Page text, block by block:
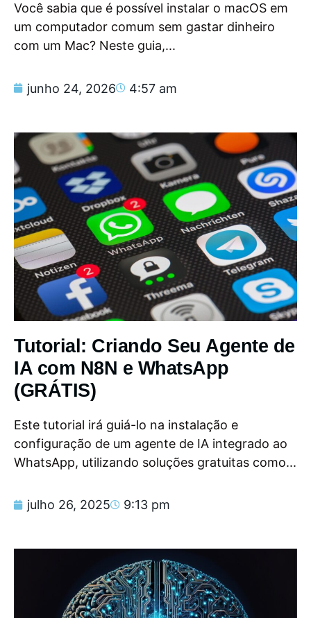
Você sabia que é possível instalar o macOS em
um computador comum sem gastar dinheiro
com um Mac? Neste guia,...
junho 24, 2026 4:57 am
Tutorial: Criando Seu Agente de
IA com N8N e WhatsApp
(GRÁTIS)
Este tutorial irá guiá-lo na instalação e
configuração de um agente de IA integrado ao
WhatsApp, utilizando soluções gratuitas como...
julho 26, 2025 9:13 pm